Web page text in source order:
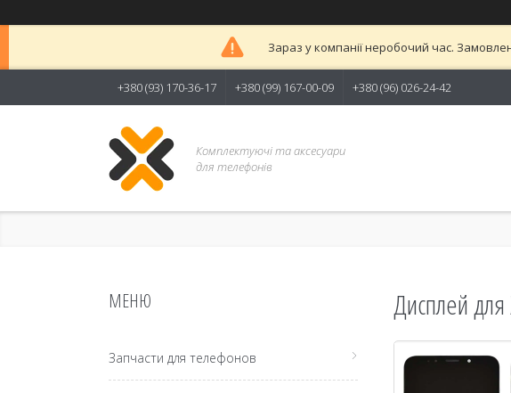
Зараз у компанії неробочий час.
+380 (93) 170-36-17 +380 (99) 167-00-09 +380 (96) 026-24-42
Комплектуючі та аксесуари
для телефонів
Дисплей для
Запчасти для телефонов